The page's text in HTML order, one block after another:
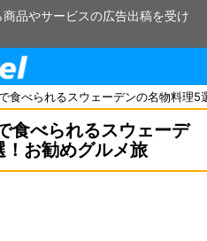
品やサービスの広告出稿を受け
食べられるスウェーデンの名物料理5
食べられるスウェーデ
お勧めグルメ旅